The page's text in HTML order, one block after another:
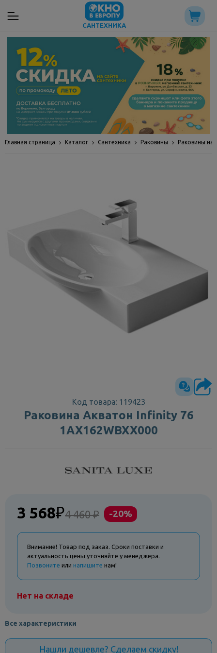
САНТЕХНИКА
Главная страница Каталог Сантехника Раковины Раковины
Код товара: 119423
Раковина Акватон Infinity 76
1AX162WBXX000
3 568₽4 460 ₽ -20%
Внимание! Товар под заказ. Сроки поставки и
актуальность цены уточняйте у менеджера.
Позвоните или напишите нам!
Нет на складе
Все характеристики
Нашли дешевле? Сделаем скидку!